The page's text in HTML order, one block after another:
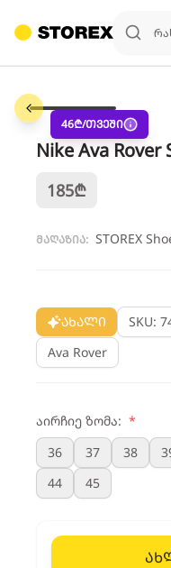
46₾/თვეში
Nike Ava Rover
185₾
მაღაზია: STOREX
ახალი SKU:
Ava Rover
აირჩიე ზომა: *
36
37 38
44
45